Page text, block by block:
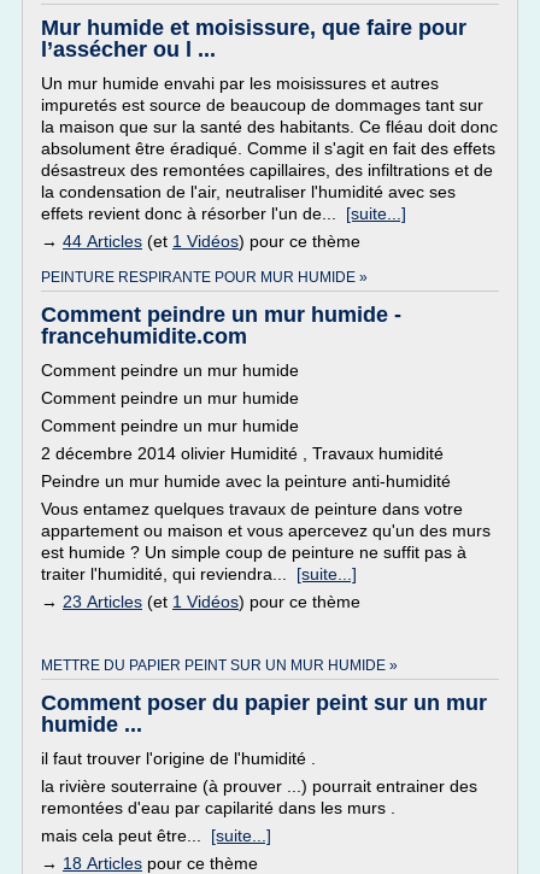
Mur humide et moisissure, que faire pour
l’assécher ou l ...
Un mur humide envahi par les moisissures et autres
impuretés est source de beaucoup de dommages tant sur
la maison que sur la santé des habitants. Ce fléau doit donc
absolument être éradiqué. Comme il s'agit en fait des effets
désastreux des remontées capillaires, des infiltrations et de
la condensation de l'air, neutraliser l'humidité avec ses
effets revient donc à résorber l'un de... [suite...]
→ 44 Articles (et 1 Vidéos) pour ce thème
PEINTURE RESPIRANTE POUR MUR HUMIDE »
Comment peindre un mur humide -
francehumidite.com
Comment peindre un mur humide
Comment peindre un mur humide
Comment peindre un mur humide
2 décembre 2014 olivier Humidité , Travaux humidité
Peindre un mur humide avec la peinture anti-humidité
Vous entamez quelques travaux de peinture dans votre
appartement ou maison et vous apercevez qu'un des murs
est humide ? Un simple coup de peinture ne suffit pas à
traiter l'humidité, qui reviendra... [suite...]
→ 23 Articles (et 1 Vidéos) pour ce thème
METTRE DU PAPIER PEINT SUR UN MUR HUMIDE »
Comment poser du papier peint sur un mur
humide ...
il faut trouver l'origine de l'humidité .
la rivière souterraine (à prouver ...) pourrait entrainer des
remontées d'eau par capilarité dans les murs .
mais cela peut être... [suite...]
→ 18 Articles pour ce thème